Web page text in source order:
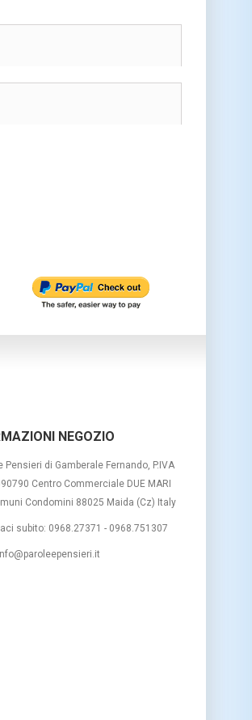
NEGOZIO
Pensieri di Gamberale Fernando, P.IVA
Centro Commerciale DUE MARI
Condomini 88025 Maida (Cz) Italy
subito: 0968.27371 - 0968.751307